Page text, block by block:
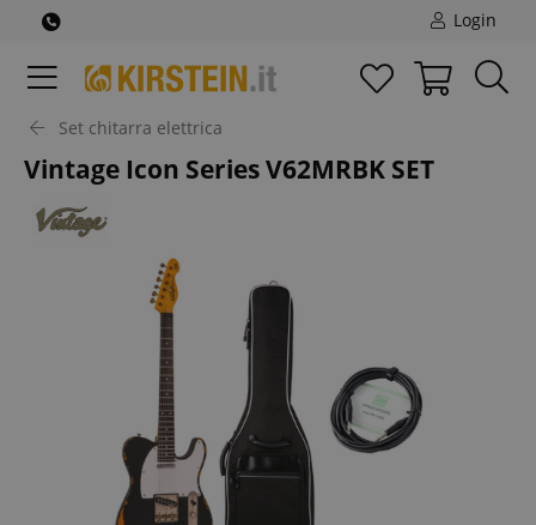
Login
Set chitarra elettrica
Vintage Icon Series V62MRBK SET